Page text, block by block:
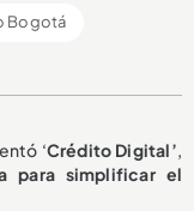
Bogotá
‘Crédito Digital’,
para simplificar el